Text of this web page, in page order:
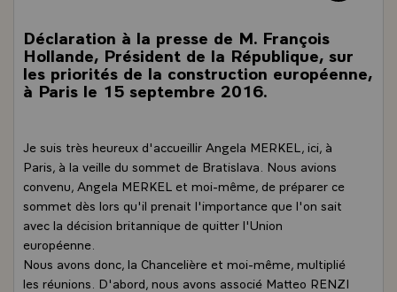
Déclaration à la presse de M. François
Hollande, Président de la République, sur
les priorités de la construction européenne,
à Paris le 15 septembre 2016.
Je suis très heureux d'accueillir Angela MERKEL, ici, à
Paris, à la veille du sommet de Bratislava. Nous avions
convenu, Angela MERKEL et moi-même, de préparer ce
sommet dès lors qu'il prenait l'importance que l'on sait
avec la décision britannique de quitter l'Union
européenne.
Nous avons donc, la Chancelière et moi-même, multiplié
les réunions. D'abord, nous avons associé Matteo RENZI